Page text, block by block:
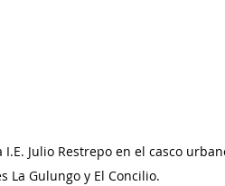
Julio Restrepo en el casco
La Gulungo y El Concilio.